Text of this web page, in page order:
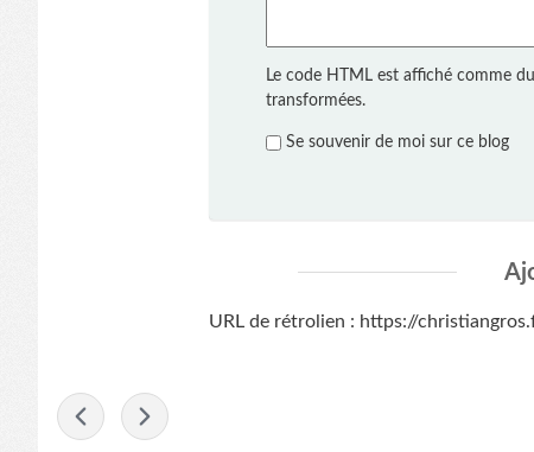
Le code HTML est affiché comme
transformées.
Se souvenir de moi sur ce blog
URL de rétrolien : https://